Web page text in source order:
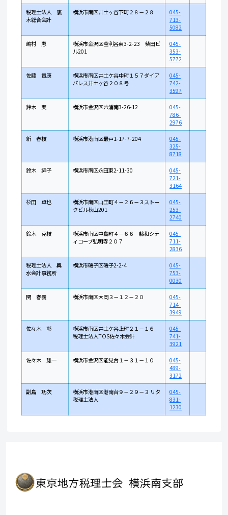
税理士法人 裏
木総合会計
横浜市南区井土ヶ谷下町２８－２８
045-
713-
5082
嶋村 恵
横浜市金沢区釜利谷東3-2-23 柴田ビ
ル201
045-
353-
5772
佐藤 貴康
横浜市南区井土ケ谷中町１５７ダイア
パレス井土ヶ谷２０８号
045-
742-
3597
鈴木 実 横浜市金沢区六浦南3-26-12
045-
786-
2976
新 春枝 横浜市港南区最戸1-17-7-204
045-
325-
8718
鈴木 祥子 横浜市南区永田東2-11-30
045-
721-
3164
杉田 卓也
横浜市南区山王町４－２６－３ストー
クビル秋山201
045-
253-
2740
鈴木 克枝
横浜市南区中島町４－６６ 藤和シテ
ィコープ弘明寺２０７
045-
711-
2836
税理士法人 輿
水会計事務所
横浜市磯子区磯子2-2-4
045-
753-
0030
関 春義 横浜市南区大岡３－１２－２０
045-
714-
3949
佐々木 彰
横浜市南区井土ケ谷上町２１－１６
税理士法人TOS佐々木会計
045-
741-
3921
佐々木 雄一 横浜市金沢区能見台１－３１－１０
045-
489-
3172
副島 功次
横浜市港南区港南台９－２９－３ リタ
税理士法人
045-
831-
1230